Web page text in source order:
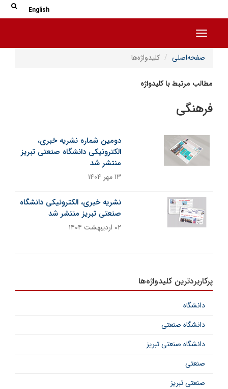
English
Toggle navigation
صفحه‌اصلی کلیدواژه‌ها
مطالب مرتبط با کلیدواژه
فرهنگی
دومین شماره نشریه خبری،
الکترونیکی دانشگاه صنعتی تبریز
منتشر شد
۱۳ مهر ۱۴۰۴
نشریه خبری، الکترونیکی دانشگاه
صنعتی تبریز منتشر شد
۰۲ اردیبهشت ۱۴۰۴
پرکاربردترین کلیدواژه‌ها
دانشگاه
دانشگاه صنعتی
دانشگاه صنعتی تبریز
صنعتی
صنعتی تبریز